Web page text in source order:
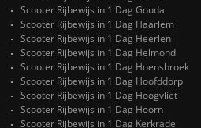
Scooter Rijbewijs in 1 Dag Gouda
Scooter Rijbewijs in 1 Dag Haarlem
Scooter Rijbewijs in 1 Dag Heerlen
Scooter Rijbewijs in 1 Dag Helmond
Scooter Rijbewijs in 1 Dag Hoensbroek
Scooter Rijbewijs in 1 Dag Hoofddorp
Scooter Rijbewijs in 1 Dag Hoogvliet
Scooter Rijbewijs in 1 Dag Hoorn
Scooter Rijbewijs in 1 Dag Kerkrade